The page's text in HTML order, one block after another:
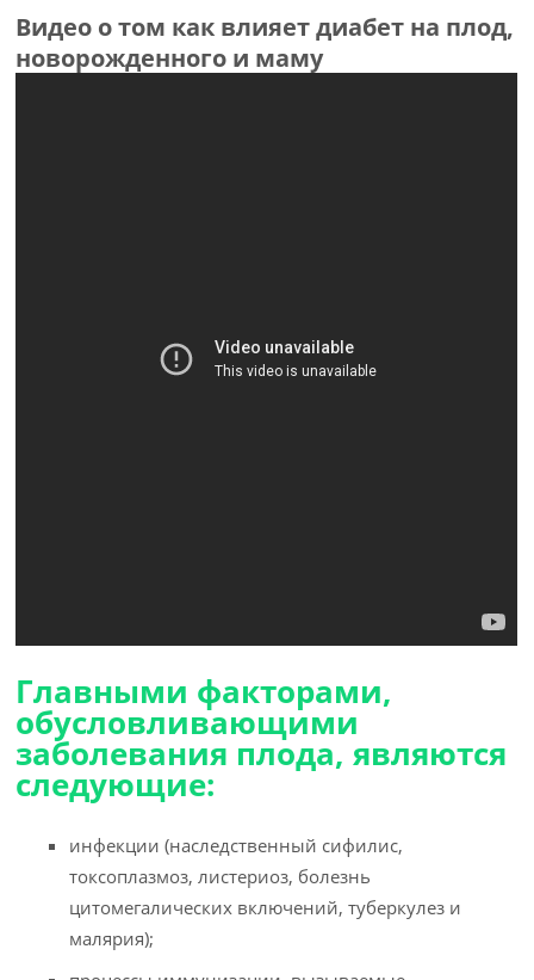
Видео о том как влияет диабет на плод,
новорожденного и маму
Главными факторами,
обусловливающими
заболевания плода, являются
следующие:
инфекции (наследственный сифилис,
токсоплазмоз, листериоз, болезнь
цитомегалических включений, туберкулез и
малярия);